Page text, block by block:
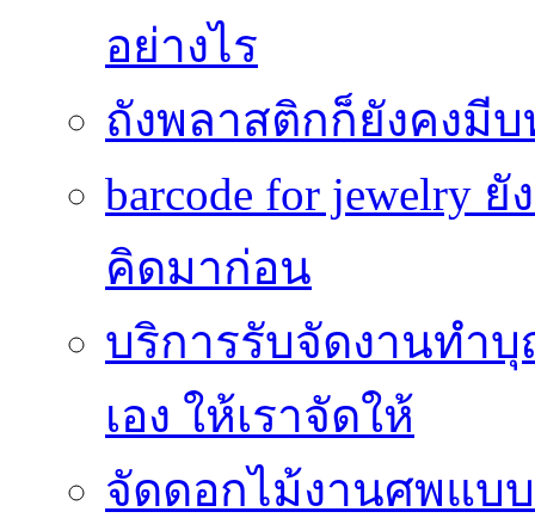
อย่างไร
ถังพลาสติกก็ยังคงมี
barcode for jewelry
คิดมาก่อน
บริการรับจัดงานทำ
เอง ให้เราจัดให้
จัดดอกไม้งานศพแบ